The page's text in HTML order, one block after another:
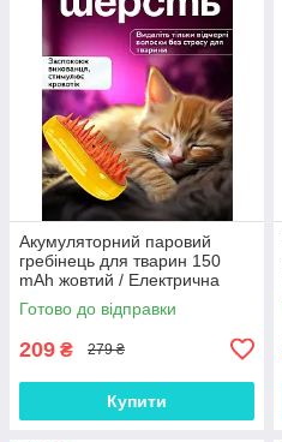
Акумуляторний паровий
гребінець для тварин 150
mAh жовтий / Електрична
силіконова щітка для
вичісування шерсті котів і
Готово до відправки
209 ₴ 279 ₴
Купити